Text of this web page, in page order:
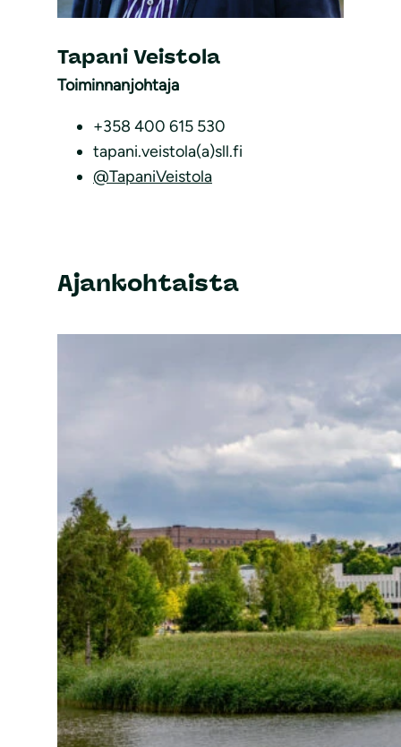
Toiminnanjohtaja
Tapani Veistola
+358 400 615 530
tapani.veistola(a)sll.fi
@TapaniVeistola
Ajankohtaista